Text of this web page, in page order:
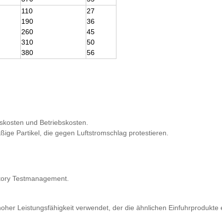
110
190
260
310
380
27
36
45
50
56
und Betriebskosten.
Partikel, die gegen Luftstromschlag protestieren.
Testmanagement.
Leistungsfähigkeit verwendet, der die ähnlichen Einfuhrprodukte